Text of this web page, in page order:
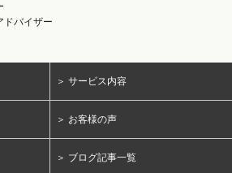
ドバイザー
＞ サービス内容
＞ お客様の声
＞ ブログ記事一覧